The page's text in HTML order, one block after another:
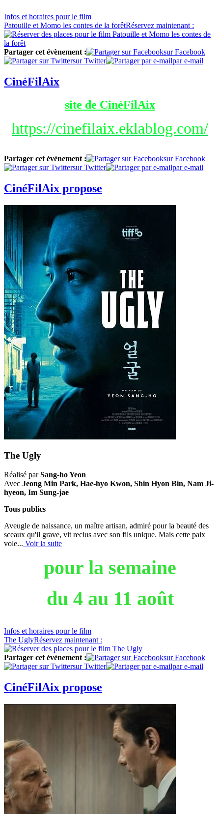
Infos et horaires pour le film
Patouille et Momo les contes de la forêtRéservez maintenant :
Partager cet évènement :
sur Facebook
sur Twitter
par e-mail
CinéFilAix
site de CinéFilAix
https://cinefilaix.eklablog.com/
Partager cet évènement :
sur Facebook
sur Twitter
par e-mail
CinéFilAix propose
The Ugly
Réalisé parSang-ho Yeon
Avec Jeong Min Park, Hae-hyo Kwon, Shin Hyon Bin, Nam Ji-
hyeon, Im Sung-jae
Tous publics
Aveugle de naissance, un maître artisan, admiré pour la beauté des
sceaux qu'il grave, vit reclus avec son fils unique. Mais cette paix
vole... Voir la suite
pour la semaine
du 4 au 11 août
Infos et horaires pour le film
The UglyRéservez maintenant :
Partager cet évènement :
sur Facebook
sur Twitter
par e-mail
CinéFilAix propose